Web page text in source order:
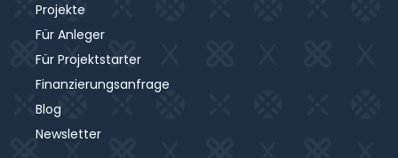
Projekte
Für Anleger
Für Projektstarter
Finanzierungsanfrage
Blog
Newsletter